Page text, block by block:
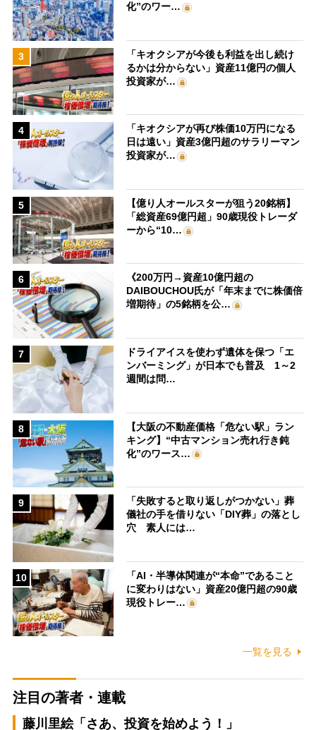
化”のワー…
3
「キオクシアが今後も利益を出し続け
るかは分からない」資産11億円の個人
投資家が…
4
「キオクシアが再び株価10万円になる
日は遠い」資産3億円超のサラリーマン
投資家が…
5
【億り人オールスターが狙う20銘柄】
「総資産69億円超」90歳現役トレーダ
ーから“10…
6
《200万円→資産10億円超の
DAIBOUCHOU氏が「年末までに株価倍
増期待」の5銘柄を公…
7
ドライアイスを使わず遺体を保つ「エ
ンバーミング」が日本でも普及 1～2
週間は問…
8
【大阪の不動産価格「危ない駅」ラン
キング】“中古マンション売れ行き鈍
化”のワース…
9
「失敗すると取り返しがつかない」葬
儀社の手を借りない「DIY葬」の落とし
穴 素人には…
10
「AI・半導体関連が“本命”であること
に変わりはない」資産20億円超の90歳
現役トレー…
一覧を見る
注目の著者・連載
藤川里絵「さあ、投資を始めよう！」